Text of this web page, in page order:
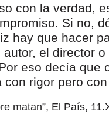
con la verdad,
Si no,
hay que hacer
el director
eso decía que
rigor pero
matan”, El País,